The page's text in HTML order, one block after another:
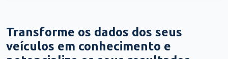
Transforme os dados dos seus
veículos em conhecimento e